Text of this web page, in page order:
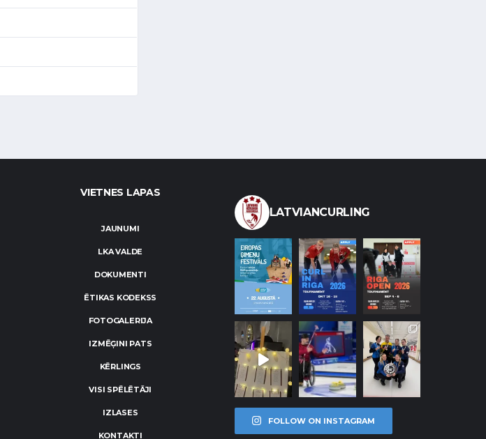
VIETNES LAPAS
JAUNUMI
LKA VALDE
DOKUMENTI
ĒTIKAS KODEKSS
FOTOGALERIJA
IZMĒĢINI PATS
KĒRLINGS
VISI SPĒLĒTĀJI
IZLASES
KONTAKTI
LATVIANCURLING
FOLLOW ON INSTAGRAM